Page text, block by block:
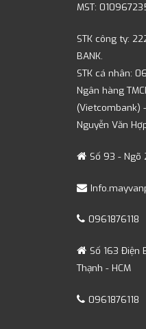
MST:
STK công ty:
BANK.
STK cá nhân:
Ngân hàng
(Vietcombank)
Nguyễn Văn
Số 93 - Ngõ
0961876118
Số 163 Điện
Thạnh - HCM
0961876118